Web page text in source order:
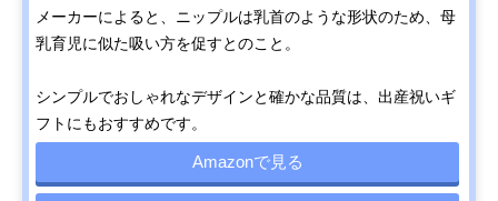
メーカーによると、ニップルは乳首のような形状のため、母
乳育児に似た吸い方を促すとのこと。
シンプルでおしゃれなデザインと確かな品質は、出産祝いギ
フトにもおすすめです。
Amazonで見る